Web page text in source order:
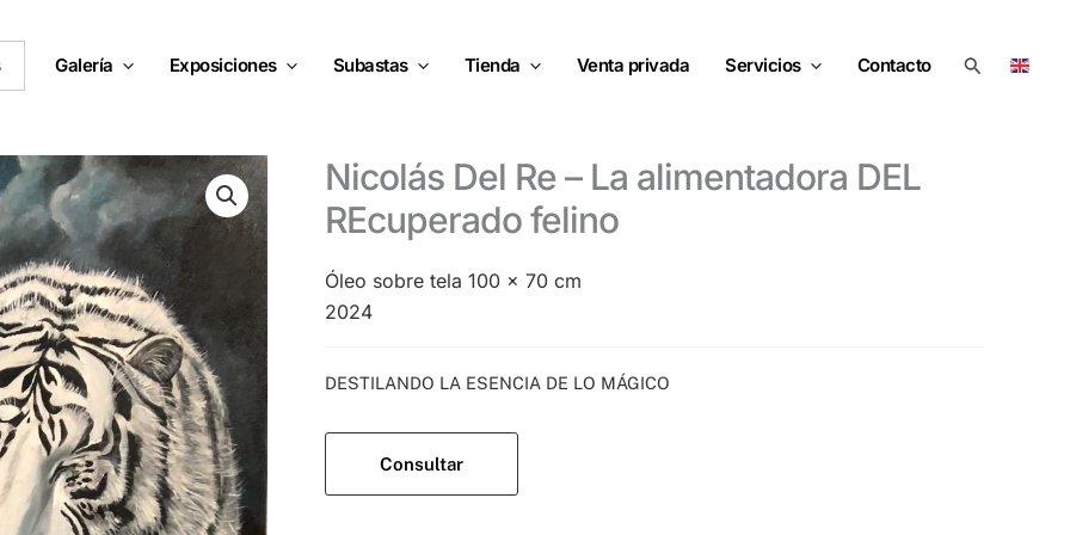
Galería Exposiciones Subastas Tienda Venta privada Servicios Contacto Buscar
Nicolás Del Re – La alimentadora DEL
REcuperado felino
Óleo sobre tela 100 x 70 cm
2024
DESTILANDO LA ESENCIA DE LO MÁGICO
Consultar